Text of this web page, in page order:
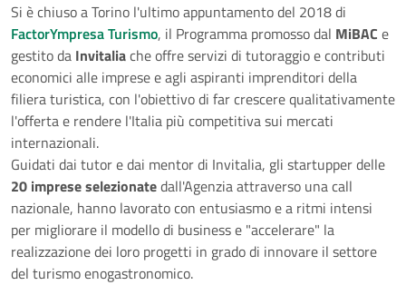
Si è chiuso a Torino l'ultimo appuntamento del 2018 di
FactorYmpresa Turismo, il Programma promosso dal MiBAC e
gestito da Invitaliache offre servizi di tutoraggio e contributi
economici alle imprese e agli aspiranti imprenditori della
filiera turistica, con l'obiettivo di far crescere qualitativamente
l'offerta e rendere l'Italia più competitiva sui mercati
internazionali.
Guidati dai tutor e dai mentor di Invitalia, gli startupper delle
20 imprese selezionatedall'Agenzia attraverso una call
nazionale, hanno lavorato con entusiasmo e a ritmi intensi
per migliorare il modello di business e "accelerare" la
realizzazione dei loro progetti in grado di innovare il settore
del turismo enogastronomico.